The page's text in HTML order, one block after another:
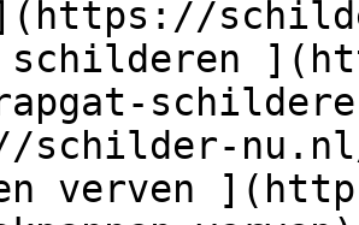
schilderen
schilder-
verven